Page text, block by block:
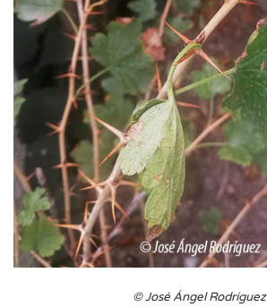
© José Ángel Rodríguez